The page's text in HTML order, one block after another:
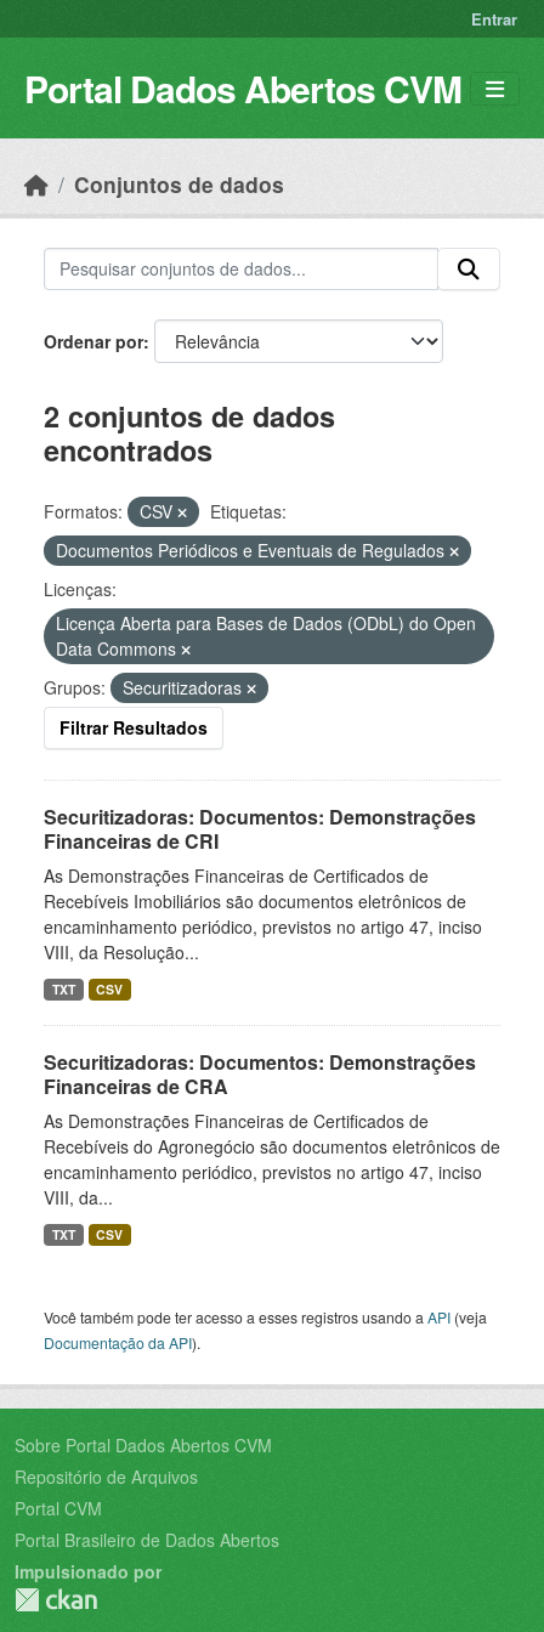
Entrar
Portal Dados Abertos CVM
Conjuntos de dados
Ordenar por
2 conjuntos de dados
encontrados
Formatos: CSV
Etiquetas:
Documentos Periódicos e Eventuais de Regulados
Licenças:
Licença Aberta para Bases de Dados (ODbL) do Open
Data Commons
Grupos:
Securitizadoras
Filtrar Resultados
Securitizadoras: Documentos: Demonstrações
Financeiras de CRI
As Demonstrações Financeiras de Certificados de
Recebíveis Imobiliários são documentos eletrônicos de
encaminhamento periódico, previstos no artigo 47, inciso
VIII, da Resolução...
TXT CSV
Securitizadoras: Documentos: Demonstrações
Financeiras de CRA
As Demonstrações Financeiras de Certificados de
Recebíveis do Agronegócio são documentos eletrônicos de
encaminhamento periódico, previstos no artigo 47, inciso
VIII, da...
TXT CSV
Você também pode ter acesso a esses registros usando a API (veja
Documentação da API).
Sobre Portal Dados Abertos CVM
Repositório de Arquivos
Portal CVM
Portal Brasileiro de Dados Abertos
Impulsionado por